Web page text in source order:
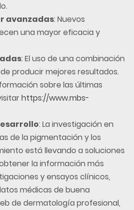
avanzadas: Nuevos
una mayor eficacia y
: El uso de una combinación
producir mejores resultados.
sobre las últimas
https://www.mbs-
: La investigación en
de la pigmentación y los
está llevando a soluciones
la información más
y ensayos clínicos,
médicas de buena
de dermatología profesional,